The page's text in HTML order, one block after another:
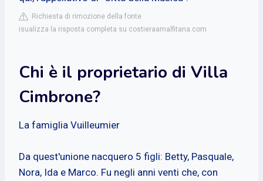
Richiesta di rimozione della fonte
isualizza la risposta completa su costieraamalfitana.com
Chi è il proprietario di Villa
Cimbrone?
La famiglia Vuilleumier
Da quest'unione nacquero 5 figli: Betty, Pasquale,
Nora, Ida e Marco. Fu negli anni venti che, con